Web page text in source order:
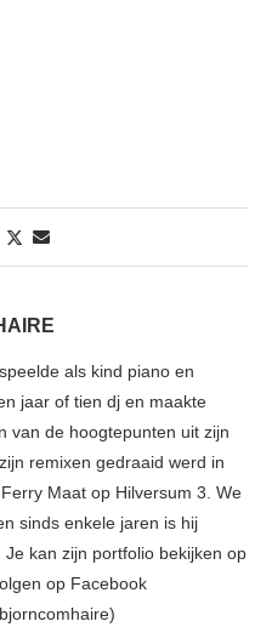
als kind piano en
jaar of tien dj en maakte
van de hoogtepunten uit zijn
remixen gedraaid werd in
Maat op Hilversum 3. We
sinds enkele jaren is hij
kan zijn portfolio bekijken op
op Facebook